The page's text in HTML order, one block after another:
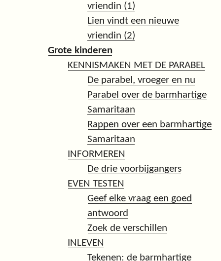
vriendin (1)
Lien vindt een nieuwe
vriendin (2)
Grote kinderen
KENNISMAKEN MET DE PARABEL
De parabel, vroeger en nu
Parabel over de barmhartige
Samaritaan
Rappen over een barmhartige
Samaritaan
INFORMEREN
De drie voorbijgangers
EVEN TESTEN
Geef elke vraag een goed
antwoord
Zoek de verschillen
INLEVEN
Tekenen: de barmhartige